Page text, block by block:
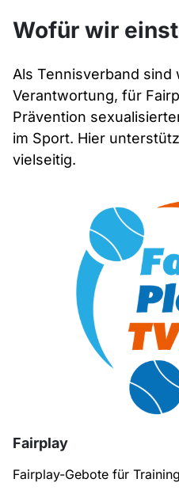
Wofür wir
Als Tennisverband sind
Verantwortung, für
Prävention
im Sport. Hier
vielseitig.
Fairplay
Fairplay-Gebote für